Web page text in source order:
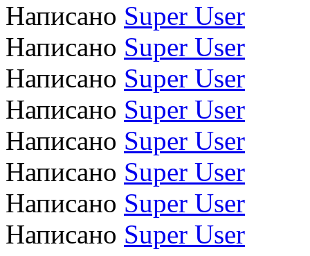
Написано Super User
Написано Super User
Написано Super User
Написано Super User
Написано Super User
Написано Super User
Написано Super User
Написано Super User